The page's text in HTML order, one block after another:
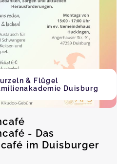
& Flügel
Duisburg
- Das
im Duisburger